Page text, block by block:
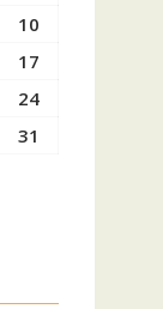
10
17
24
31